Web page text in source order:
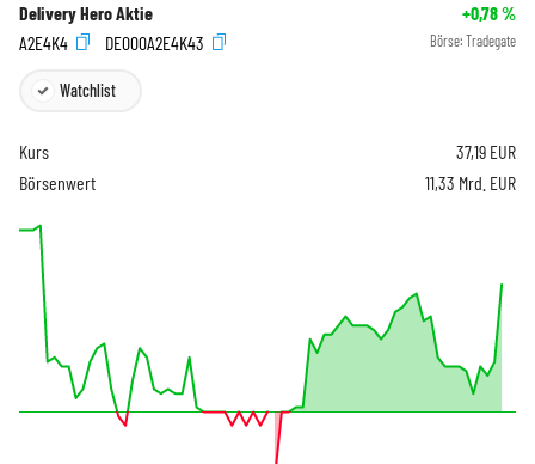
Delivery Hero Aktie +0,78%
A2E4K4
DE000A2E4K43 Börse: Tradegate
Watchlist
Kurs 37,19 EUR
Börsenwert
11,33 Mrd. EUR